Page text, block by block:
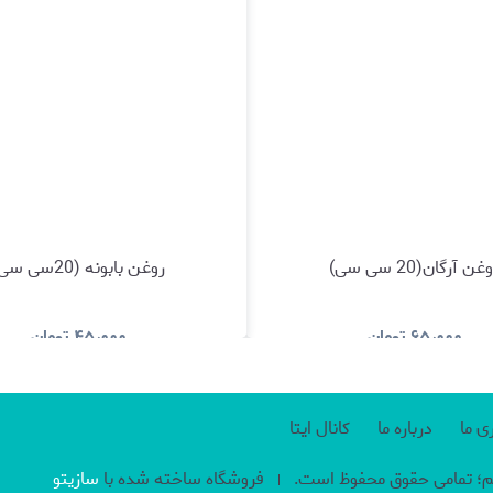
آرگان(20 سی سی)
۶۵٫۰۰۰ تومان
روغن بابونه (20سی سی)
۴۵٫۰۰۰ تومان
ما درباره ما
کانال ایتا
تمامی حقوق محفوظ است.
فروشگاه ساخته شده با سازیتو